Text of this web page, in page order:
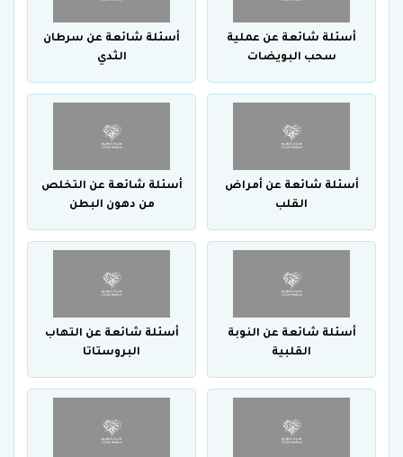
أسئلة شائعة عن عملية
سحب البويضات
أسئلة شائعة عن سرطان
الثدي
أسئلة شائعة عن أمراض
القلب
أسئلة شائعة عن التخلص
من دهون البطن
أسئلة شائعة عن النوبة
القلبية
أسئلة شائعة عن التهاب
البروستاتا